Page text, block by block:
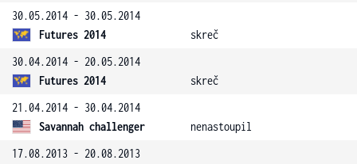
30.05.2014 - 30.05.2014
Futures 2014
skreč
30.04.2014 - 20.05.2014
Futures 2014
skreč
21.04.2014 - 30.04.2014
Savannah challenger
nenastoupil
17.08.2013 - 20.08.2013